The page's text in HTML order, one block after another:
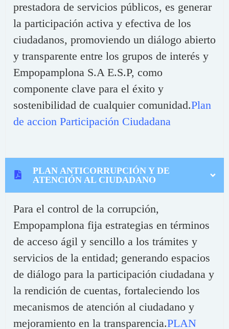
prestadora de servicios públicos, es generar
la participación activa y efectiva de los
ciudadanos, promoviendo un diálogo abierto
y transparente entre los grupos de interés y
Empopamplona S.A E.S.P, como
componente clave para el éxito y
sostenibilidad de cualquier comunidad.Plan
de accion Participación Ciudadana
PLAN ANTICORRUPCIÓN Y DE
ATENCIÓN AL CIUDADANO
Para el control de la corrupción,
Empopamplona fija estrategias en términos
de acceso ágil y sencillo a los trámites y
servicios de la entidad; generando espacios
de diálogo para la participación ciudadana y
la rendición de cuentas, fortaleciendo los
mecanismos de atención al ciudadano y
mejoramiento en la transparencia.PLAN